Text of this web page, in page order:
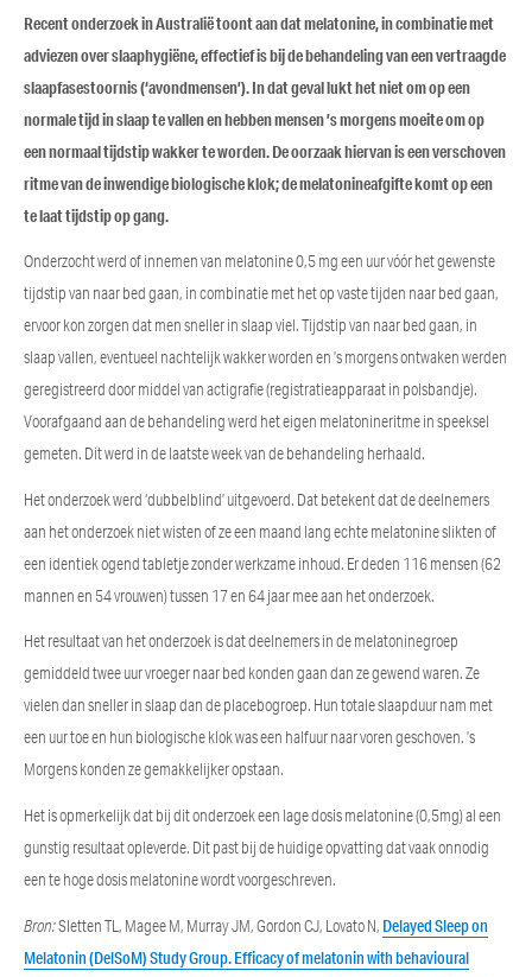
Recent onderzoek in Australië toont aan dat melatonine, in combinatie met
adviezen over slaaphygiëne, effectief is bij de behandeling van een vertraagde
slaapfasestoornis (‘avondmensen’). In dat geval lukt het niet om op een
normale tijd in slaap te vallen en hebben mensen ’s morgens moeite om op
een normaal tijdstip wakker te worden. De oorzaak hiervan is een verschoven
ritme van de inwendige biologische klok; de melatonineafgifte komt op een
te laat tijdstip op gang.
Onderzocht werd of innemen van melatonine 0,5 mg een uur vóór het gewenste
tijdstip van naar bed gaan, in combinatie met het op vaste tijden naar bed gaan,
ervoor kon zorgen dat men sneller in slaap viel. Tijdstip van naar bed gaan, in
slaap vallen, eventueel nachtelijk wakker worden en ’s morgens ontwaken werden
geregistreerd door middel van actigrafie (registratieapparaat in polsbandje).
Voorafgaand aan de behandeling werd het eigen melatonineritme in speeksel
gemeten. Dit werd in de laatste week van de behandeling herhaald.
Het onderzoek werd ‘dubbelblind’ uitgevoerd. Dat betekent dat de deelnemers
aan het onderzoek niet wisten of ze een maand lang echte melatonine slikten of
een identiek ogend tabletje zonder werkzame inhoud. Er deden 116 mensen (62
mannen en 54 vrouwen) tussen 17 en 64 jaar mee aan het onderzoek.
Het resultaat van het onderzoek is dat deelnemers in de melatoninegroep
gemiddeld twee uur vroeger naar bed konden gaan dan ze gewend waren. Ze
vielen dan sneller in slaap dan de placebogroep. Hun totale slaapduur nam met
een uur toe en hun biologische klok was een halfuur naar voren geschoven. ’s
Morgens konden ze gemakkelijker opstaan.
Het is opmerkelijk dat bij dit onderzoek een lage dosis melatonine (0,5mg) al een
gunstig resultaat opleverde. Dit past bij de huidige opvatting dat vaak onnodig
een te hoge dosis melatonine wordt voorgeschreven.
Bron:Sletten TL, Magee M, Murray JM, Gordon CJ, Lovato N, Delayed Sleep on
Melatonin (DelSoM) Study Group. Efficacy of melatonin with behavioural